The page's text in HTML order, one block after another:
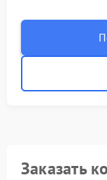
Заказать